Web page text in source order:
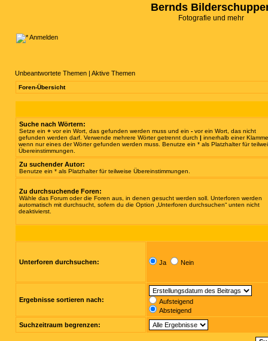
Bernds
Fotografie und mehr
Anmelden
Unbeantwortete Themen | Aktive Themen
Foren-Übersicht
Suche nach Wörtern:
Setze ein + vor ein Wort, das gefunden werden muss und ein - vor ein Wort, das nicht
gefunden werden darf. Verwende mehrere Wörter getrennt durch | innerhalb einer
wenn nur eines der Wörter gefunden werden muss. Benutze ein * als Platzhalter für
Übereinstimmungen.
Zu suchender Autor:
Benutze ein * als Platzhalter für teilweise Übereinstimmungen.
Zu durchsuchende Foren:
Wähle das Forum oder die Foren aus, in denen gesucht werden soll. Unterforen werden
automatisch mit durchsucht, sofern du die Option „Unterforen durchsuchen“ unten nicht
deaktivierst.
Unterforen durchsuchen: Ja Nein
Ergebnisse sortieren nach:
Aufsteigend
Absteigend
Suchzeitraum begrenzen: